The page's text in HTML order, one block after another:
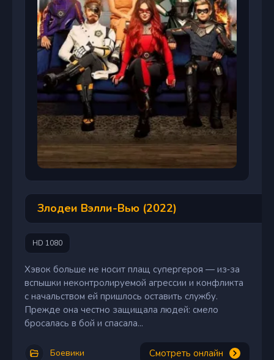
Злодеи Вэлли-Вью (2022)
HD 1080
Хэвок больше не носит плащ супергероя — из‑за
вспышки неконтролируемой агрессии и конфликта
с начальством ей пришлось оставить службу.
Прежде она честно защищала людей: смело
бросалась в бой и спасала...
Боевики Смотреть онлайн